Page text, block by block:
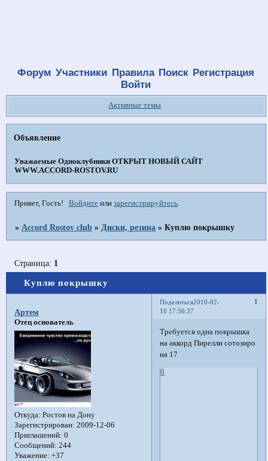
Форум Участники Правила Поиск Регистрация
Войти
Активные темы
Объявление
Уважаемые Одноклубники ОТКРЫТ НОВЫЙ САЙТ
WWW.ACCORD-ROSTOV.RU
Привет, Гость! Войдите илизарегистрируйтесь
»Accord Rostov club »Диски, резина »Куплю покрышку
Куплю покрышку
Страница: 1
Поделиться 1
2010-02-
10 17:56:37
Артем
Отец основатель
Откуда: Ростов на Дону
Зарегистрирован: 2009-12-06
Приглашений: 0
Сообщений: 244
Уважение: +37
Требуется одна покрышка
на аккорд Пирелли сотозиро
на 17
0